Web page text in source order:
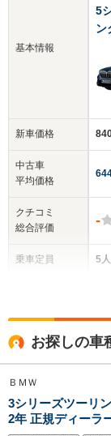
基本情報
新車価格
中古車
平均価格
クチコミ
総合評価
乗車定員
サイズ
5
ン
-
5人
お探しの車
ＢＭＷ
3シリーズツーリ
2年 正規ディーラ